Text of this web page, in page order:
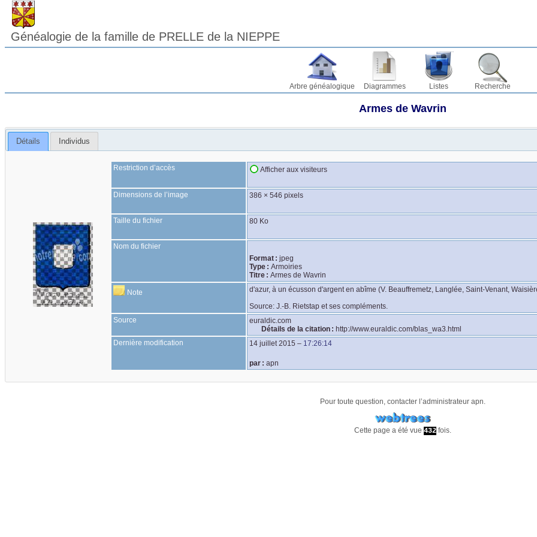
Généalogie de la famille de PRELLE de la NIEPPE
Arbre généalogique Diagrammes Listes Recherche
Armes de Wavrin
Détails Individus
Restriction d’accès Afficher aux visiteurs
Dimensions de l’image 386 × 546 pixels
Taille du fichier 80 Ko
Nom du fichier
Format : jpeg
Type : Armoiries
Titre : Armes de Wavrin
Note
d'azur, à un écusson d'argent en abîme (V. Beauffremetz, Langlée, Saint-Venant,
Source: J.-B. Rietstap et ses compléments.
Source
euraldic.com
Détails de la citation : http://www.euraldic.com/blas_wa3.html
Dernière modification
14 juillet 2015 – 17:26:14
par : apn
Pour toute question, contacter l’administrateur apn.
Cette page a été vue 432 fois.